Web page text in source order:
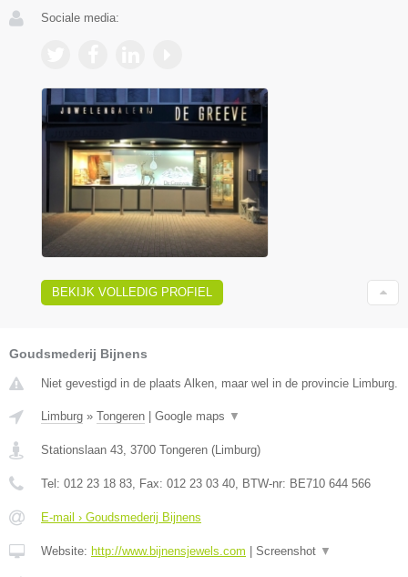
Sociale media:
BEKIJK VOLLEDIG PROFIEL
Goudsmederij Bijnens
Niet gevestigd in de plaats Alken, maar wel in de provincie Limburg.
Limburg » Tongeren Google maps ▼
Stationslaan 43, 3700 Tongeren (Limburg)
Tel: 012 23 18 83, Fax: 012 23 03 40, BTW-nr: BE710 644 566
E-mail › Goudsmederij Bijnens
Website: http://www.bijnensjewels.com Screenshot ▼